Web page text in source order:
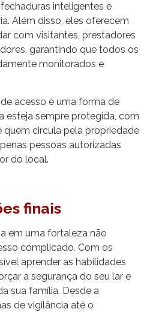
inteligentes e
Além disso, eles oferecem
com visitantes, prestadores
garantindo que todos os
monitorados e
acesso é uma forma de
esteja sempre protegida, com
circula pela propriedade
pessoas autorizadas
do local.
finais
em uma fortaleza não
complicado. Com os
aprender as habilidades
a segurança do seu lar e
sua família. Desde a
de vigilância até o